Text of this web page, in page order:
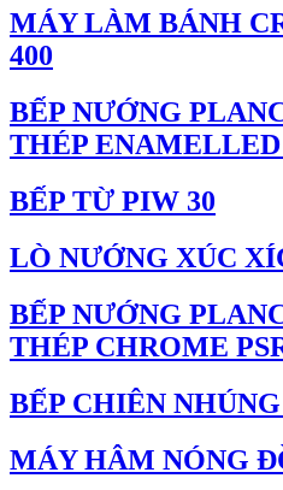
MÁY LÀM BÁNH
400
BẾP NƯỚNG
THÉP ENAMELLED
BẾP TỪ PIW 30
LÒ NƯỚNG XÚC
BẾP NƯỚNG
THÉP CHROME
BẾP CHIÊN
MÁY HÂM NÓNG